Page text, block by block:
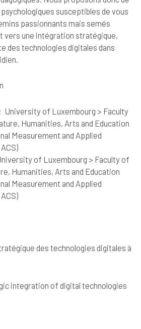
susceptibles de vous
passionnants mais semés
vers une intégration stratégique,
des technologies digitales dans
; University of Luxembourg > Faculty
Humanities, Arts and Education
Measurement and Applied
of Luxembourg > Faculty of
Humanities, Arts and Education
Measurement and Applied
des technologies digitales à
integration of digital technologies